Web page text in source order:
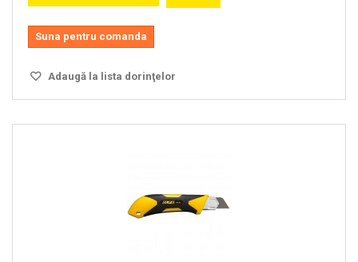
Suna pentru comanda
Adaugă la lista dorinţelor